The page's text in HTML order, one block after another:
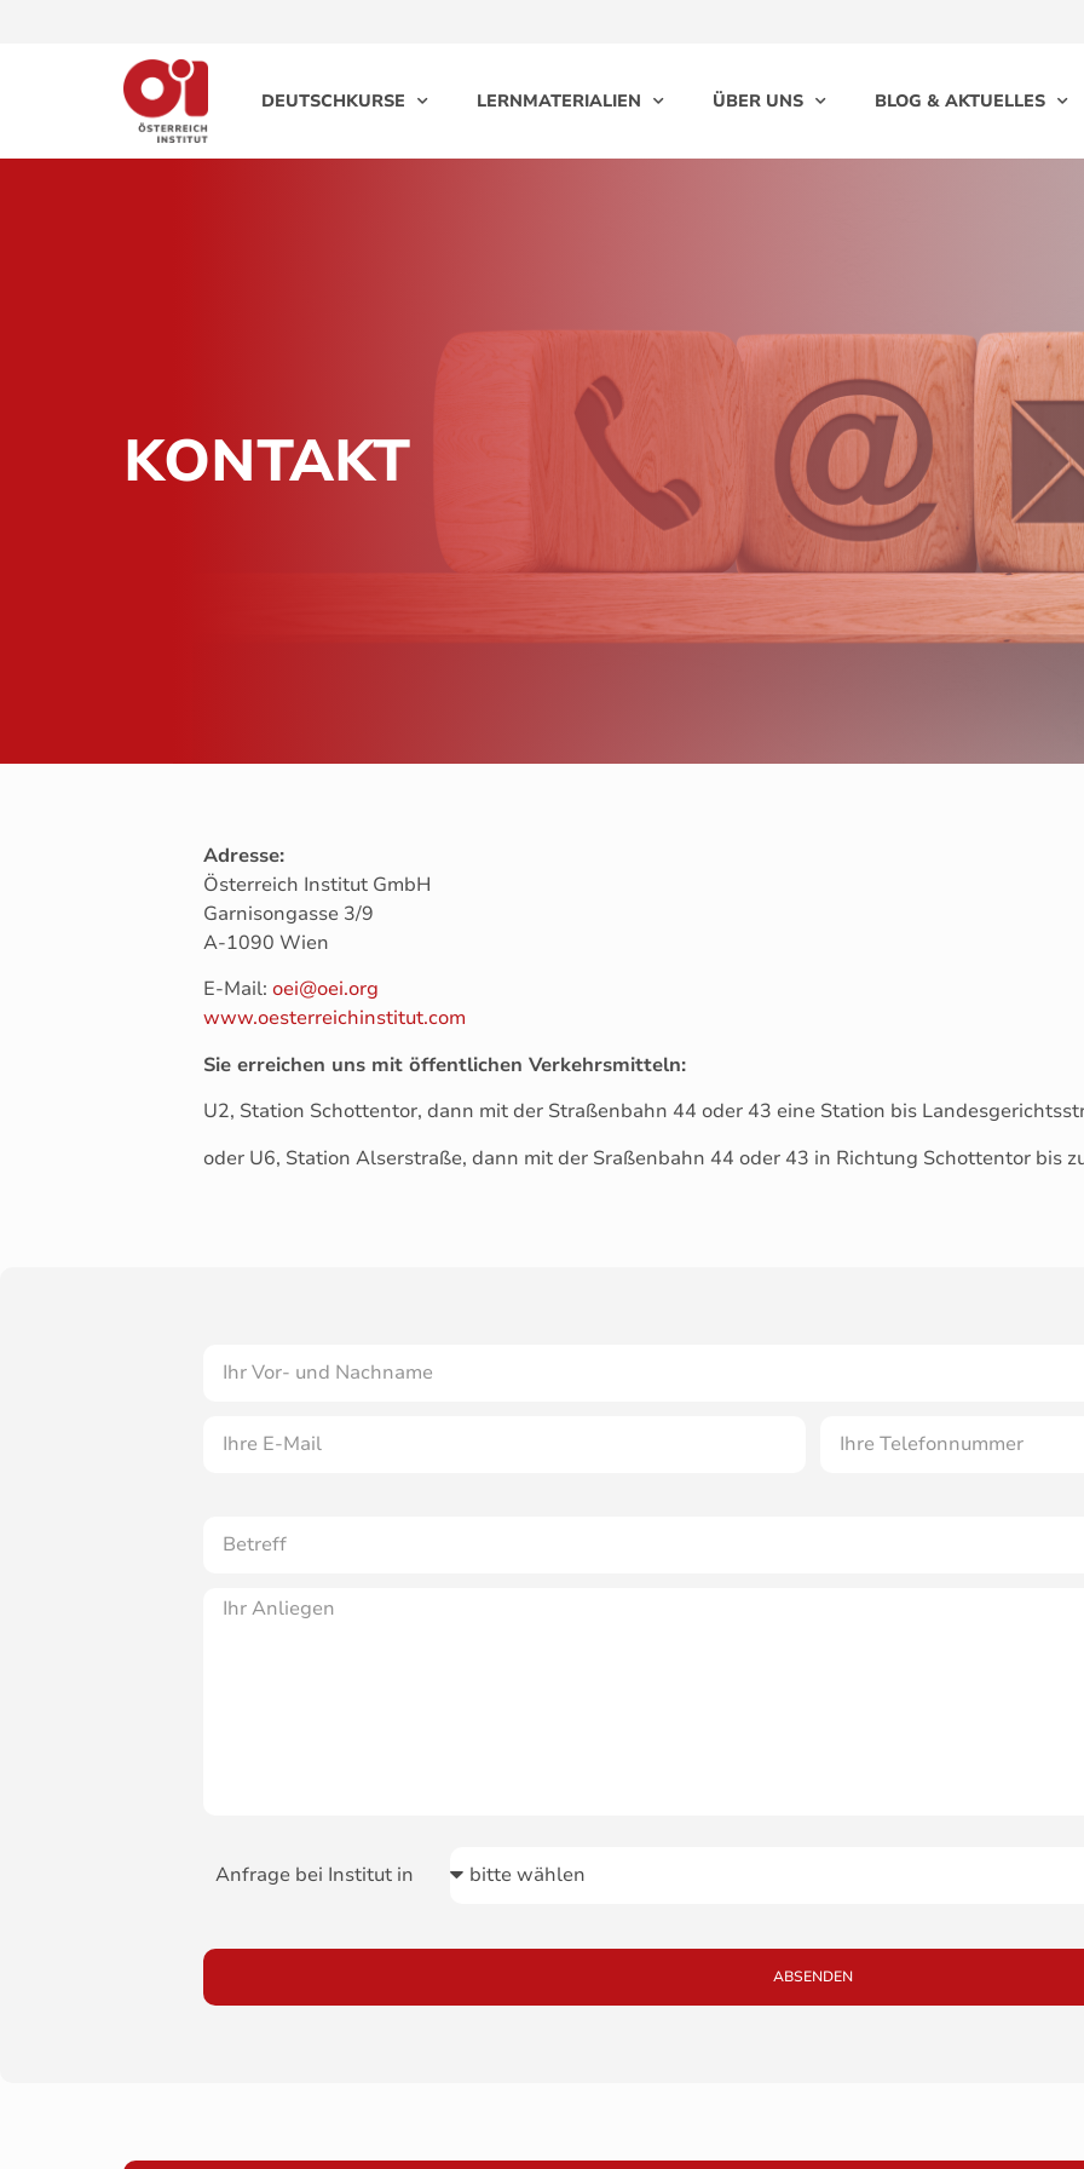
DEUTSCHKURSE LERNMATERIALIEN ÜBER UNS BLOG & AKTUELLES
KONTAKT
Adresse:
Österreich Institut GmbH
Garnisongasse 3/9
A-1090 Wien
E-Mail: oei@oei.org
www.oesterreichinstitut.com
Sie erreichen uns mit öffentlichen Verkehrsmitteln:
U2, Station Schottentor, dann mit der Straßenbahn 44 oder 43 eine Station bis
oder U6, Station Alserstraße, dann mit der Sraßenbahn 44 oder 43 in Richtung Schottentor bis
Anfrage bei Institut in
ABSENDEN